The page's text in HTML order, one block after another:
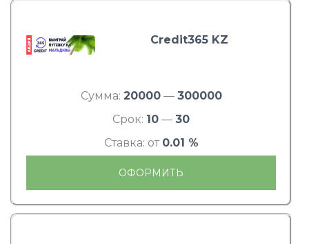
Credit365 KZ
Сумма: 20000— 300000
Срок: 10 — 30
Ставка: от 0.01 %
ОФОРМИТЬ